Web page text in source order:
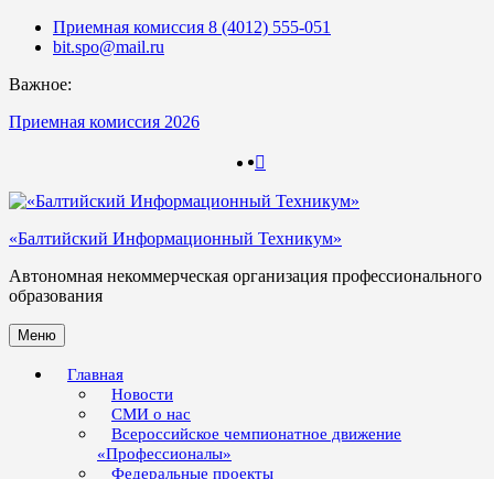
Skip
Приемная комиссия 8 (4012) 555-051
bit.spo@mail.ru
Важное:
Приемная комиссия 2026
«Балтийский Информационный Техникум»
Автономная некоммерческая организация профессионального
образования
Меню
Главная
Новости
СМИ о нас
Всероссийское чемпионатное движение
«Профессионалы»
Федеральные проекты